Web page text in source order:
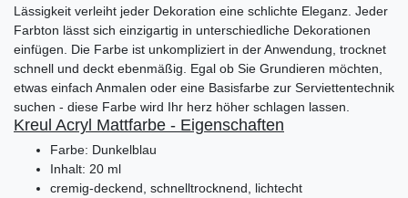
Lässigkeit verleiht jeder Dekoration eine schlichte Eleganz. Jeder
Farbton lässt sich einzigartig in unterschiedliche Dekorationen
einfügen. Die Farbe ist unkompliziert in der Anwendung, trocknet
schnell und deckt ebenmäßig. Egal ob Sie Grundieren möchten,
etwas einfach Anmalen oder eine Basisfarbe zur Serviettentechnik
suchen - diese Farbe wird Ihr herz höher schlagen lassen.
Kreul Acryl Mattfarbe - Eigenschaften
Farbe: Dunkelblau
Inhalt: 20 ml
cremig-deckend, schnelltrocknend, lichtecht